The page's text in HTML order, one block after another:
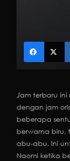
Jam terbaru ini
dengan jam
beberapa
berwarna biru,
abu-abu. Ini
Naomi ketika